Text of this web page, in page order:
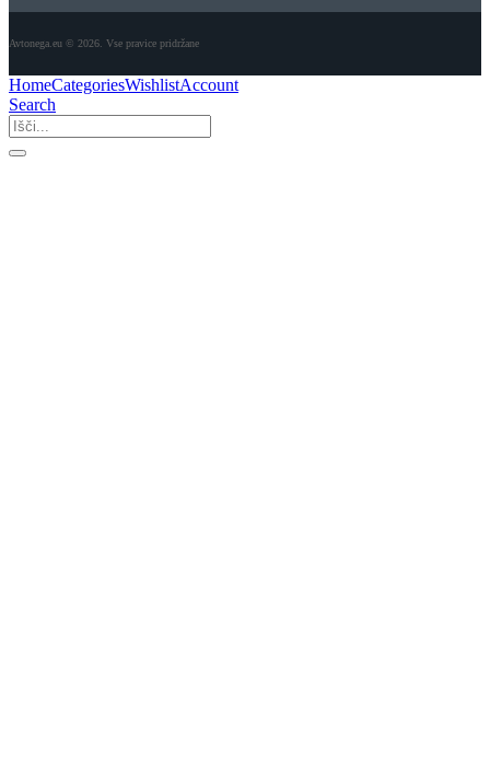
Avtonega.eu © 2026. Vse pravice pridržane
HomeCategoriesWishlistAccount
Search